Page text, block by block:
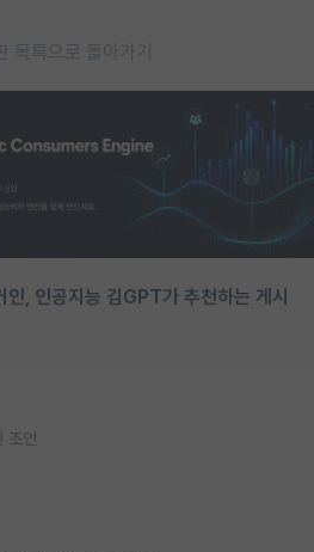
목록으로 돌아가기
인, 인공지능 김GPT가 추천하는 게시
조언